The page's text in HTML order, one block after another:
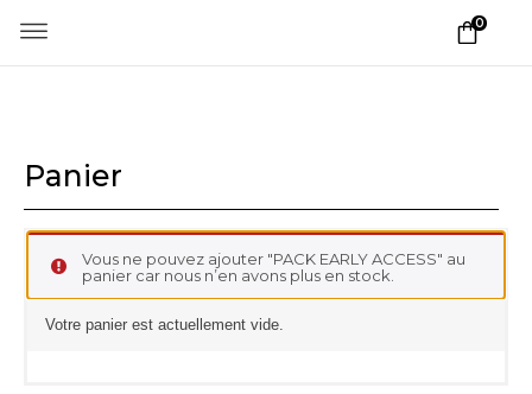
0
Panier
Vous ne pouvez ajouter "PACK EARLY ACCESS" au
panier car nous n’en avons plus en stock.
Votre panier est actuellement vide.